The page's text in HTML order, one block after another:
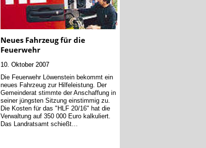
Neues Fahrzeug für die
Feuerwehr
10. Oktober 2007
Die Feuerwehr Löwenstein bekommt ein
neues Fahrzeug zur Hilfeleistung. Der
Gemeinderat stimmte der Anschaffung in
seiner jüngsten Sitzung einstimmig zu.
Die Kosten für das "HLF 20/16" hat die
Verwaltung auf 350 000 Euro kalkuliert.
Das Landratsamt schießt…